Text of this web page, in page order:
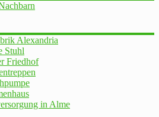
Alexandria
Stuhl
Friedhof
in Alme